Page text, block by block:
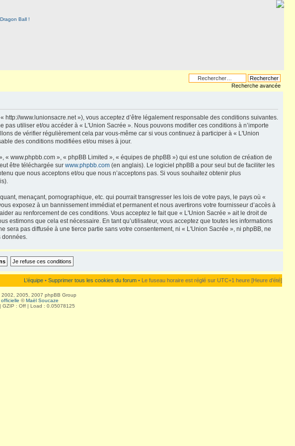
Recherche avancée
www.lunionsacre.net »), vous acceptez d’être légalement responsable des conditions suivantes.
utiliser et/ou accéder à « L'Union Sacrée ». Nous pouvons modifier ces conditions à n’importe
de vérifier régulièrement cela par vous-même car si vous continuez à participer à « L'Union
des conditions modifiées et/ou mises à jour.
www.phpbb.com », « phpBB Limited », « équipes de phpBB ») qui est une solution de création de
être téléchargée sur www.phpbb.com (en anglais). Le logiciel phpBB a pour seul but de faciliter les
que nous acceptons et/ou que nous n’acceptons pas. Si vous souhaitez obtenir plus
menaçant, pornographique, etc. qui pourrait transgresser les lois de votre pays, le pays où «
exposez à un bannissement immédiat et permanent et nous avertirons votre fournisseur d’accès à
au renforcement de ces conditions. Vous acceptez le fait que « L'Union Sacrée » ait le droit de
estimons que cela est nécessaire. En tant qu’utilisateur, vous acceptez que toutes les informations
pas diffusée à une tierce partie sans votre consentement, ni « L'Union Sacrée », ni phpBB, ne
données.
L’équipe • Supprimer tous les cookies du forum • Le fuseau horaire est réglé sur UTC+1 heure [Heure d’été]
2005, 2007 phpBB Group
©Maël Soucaze
GZIP : Off | Load : 0.05078125